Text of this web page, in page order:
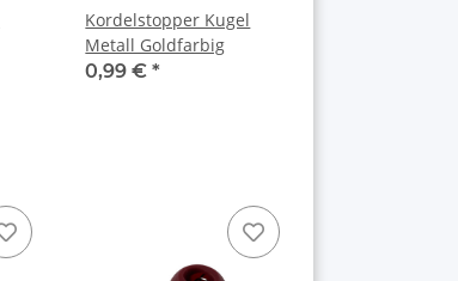
Kordelstopper Kugel
Metall Goldfarbig
0,99 €*